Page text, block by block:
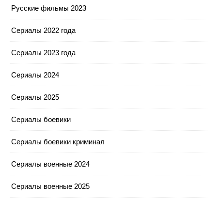
Русские фильмы 2023
Сериалы 2022 года
Сериалы 2023 года
Сериалы 2024
Сериалы 2025
Сериалы боевики
Сериалы боевики криминал
Сериалы военные 2024
Сериалы военные 2025